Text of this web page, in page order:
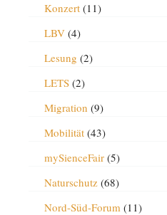
Konzert(11)
LBV(4)
Lesung (2)
LETS(2)
Migration (9)
Mobilität(43)
mySienceFair(5)
Naturschutz(68)
Nord-Süd-Forum(11)